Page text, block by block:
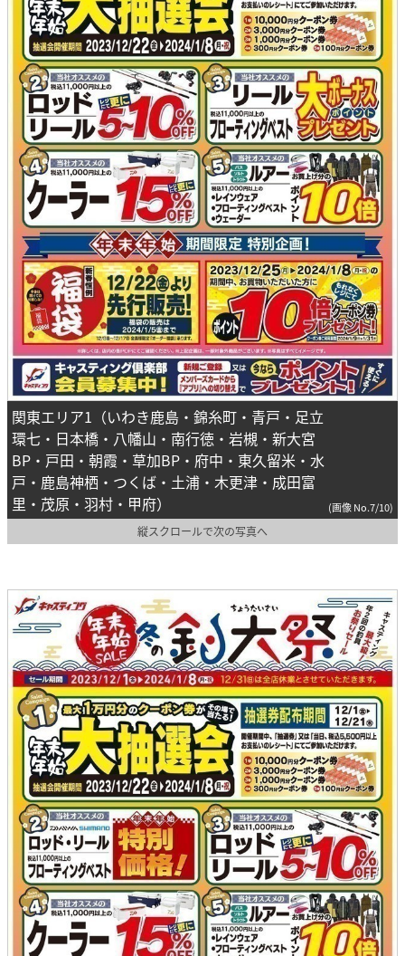
関東エリア1（いわき鹿島・錦糸町・青戸・足立
環七・日本橋・八幡山・南行徳・岩槻・新大宮
BP・戸田・朝霞・草加BP・府中・東久留米・水
戸・鹿島神栖・つくば・土浦・木更津・成田富
里・茂原・羽村・甲府）
(画像 No.7/10)
縦スクロールで次の写真へ